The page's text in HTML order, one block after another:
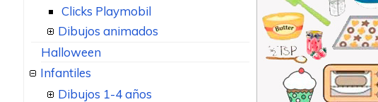
Clicks Playmobil
Dibujos animados
Halloween
Infantiles
Dibujos 1-4 años